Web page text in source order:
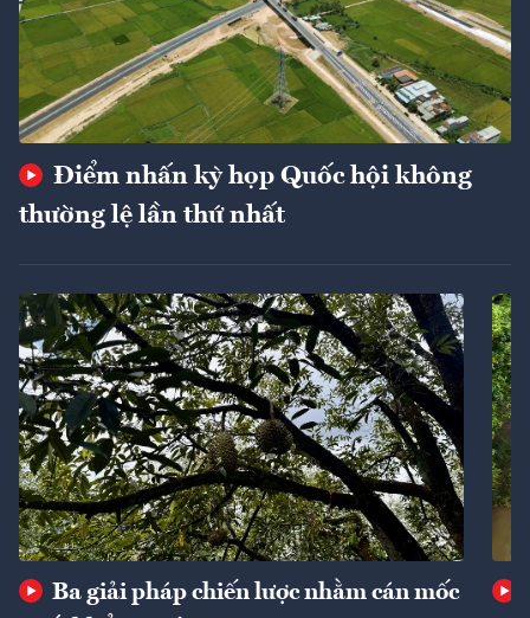
Điểm nhấn kỳ họp Quốc hội không
thường lệ lần thứ nhất
Ba giải pháp chiến lược nhằm cán mốc